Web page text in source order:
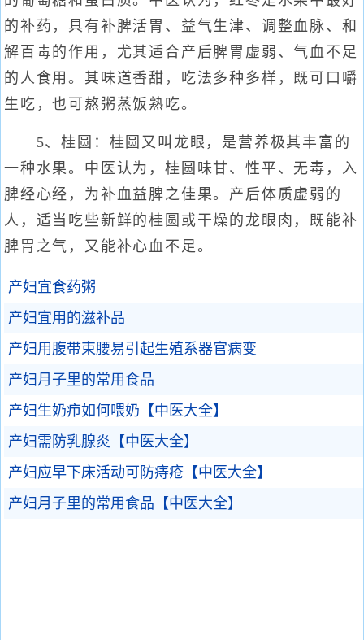
的补药，具有补脾活胃、益气生津、调整血脉、和
解百毒的作用，尤其适合产后脾胃虚弱、气血不足
的人食用。其味道香甜，吃法多种多样，既可口嚼
生吃，也可熬粥蒸饭熟吃。
5、桂圆：桂圆又叫龙眼，是营养极其丰富的
一种水果。中医认为，桂圆味甘、性平、无毒，入
脾经心经，为补血益脾之佳果。产后体质虚弱的
人，适当吃些新鲜的桂圆或干燥的龙眼肉，既能补
脾胃之气，又能补心血不足。
产妇宜食药粥
产妇宜用的滋补品
产妇用腹带束腰易引起生殖系器官病变
产妇月子里的常用食品
产妇生奶疖如何喂奶【中医大全】
产妇需防乳腺炎【中医大全】
产妇应早下床活动可防痔疮【中医大全】
产妇月子里的常用食品【中医大全】